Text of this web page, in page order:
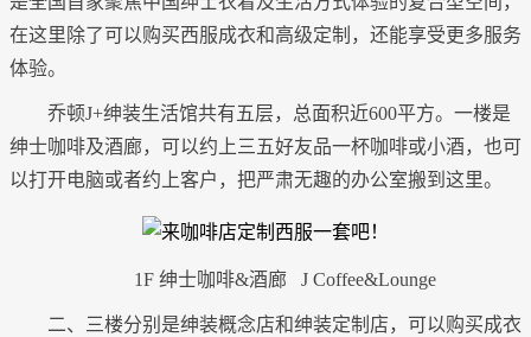
在这里除了可以购买西服成衣和高级定制，还能享受更多服务
体验。
乔顿J+绅装生活馆共有五层，总面积近600平方。一楼是
绅士咖啡及酒廊，可以约上三五好友品一杯咖啡或小酒，也可
以打开电脑或者约上客户，把严肃无趣的办公室搬到这里。
1F 绅士咖啡&酒廊 J Coffee&Lounge
二、三楼分别是绅装概念店和绅装定制店，可以购买成衣